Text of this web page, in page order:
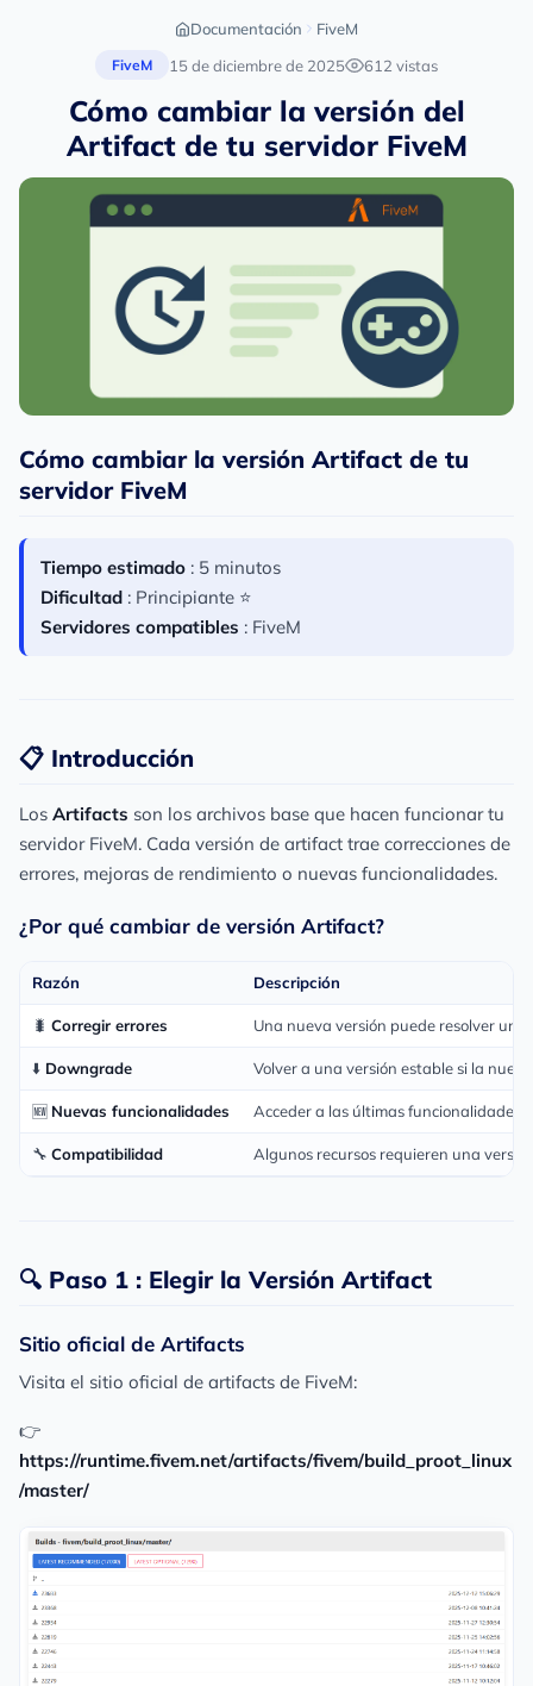
Documentación FiveM
FiveM 15 de diciembre de 2025 612 vistas
Cómo cambiar la versión del
Artifact de tu servidor FiveM
Cómo cambiar la versión Artifact de tu
servidor FiveM
Tiempo estimado : 5 minutos
Dificultad : Principiante ⭐
Servidores compatibles : FiveM
📋 Introducción
Los Artifacts son los archivos base que hacen funcionar tu
servidor FiveM. Cada versión de artifact trae correcciones de
errores, mejoras de rendimiento o nuevas funcionalidades.
¿Por qué cambiar de versión Artifact?
Razón Descripción
🐛 Corregir errores Una nueva versión puede resolver un
⬇️ Downgrade Volver a una versión estable si la
🆕 Nuevas funcionalidades Acceder a las últimas funcionalidades
🔧 Compatibilidad Algunos recursos requieren una
🔍 Paso 1 : Elegir la Versión Artifact
Sitio oficial de Artifacts
Visita el sitio oficial de artifacts de FiveM:
👉
https://runtime.fivem.net/artifacts/fivem/build_proot_linux
/master/